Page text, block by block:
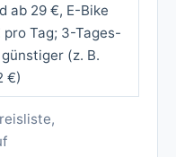
ab 29 €, E-Bike
pro Tag; 3-Tages-
(z. B.
€)